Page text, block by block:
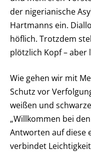
der nigerianische
Hartmanns ein.
höflich. Trotzdem
plötzlich Kopf – aber
Wie gehen wir mit
Schutz vor
weißen und
„Willkommen bei
Antworten auf diese
verbindet